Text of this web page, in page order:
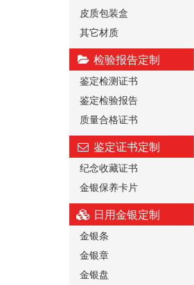
皮质包装盒
其它材质
检验报告定制
鉴定检测证书
鉴定检验报告
质量合格证书
鉴定证书定制
纪念收藏证书
金银保养卡片
日用金银定制
金银条
金银章
金银盘